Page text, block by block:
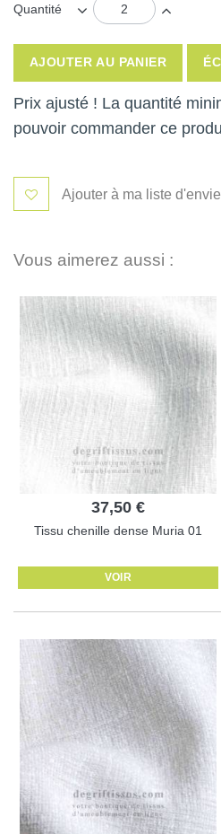
Quantité
AJOUTER AU PANIER
Prix ajusté ! La quantité
pouvoir commander ce
Ajouter à ma liste
Vous aimerez aussi :
37,50 €
Tissu chenille dense Muria 01
VOIR